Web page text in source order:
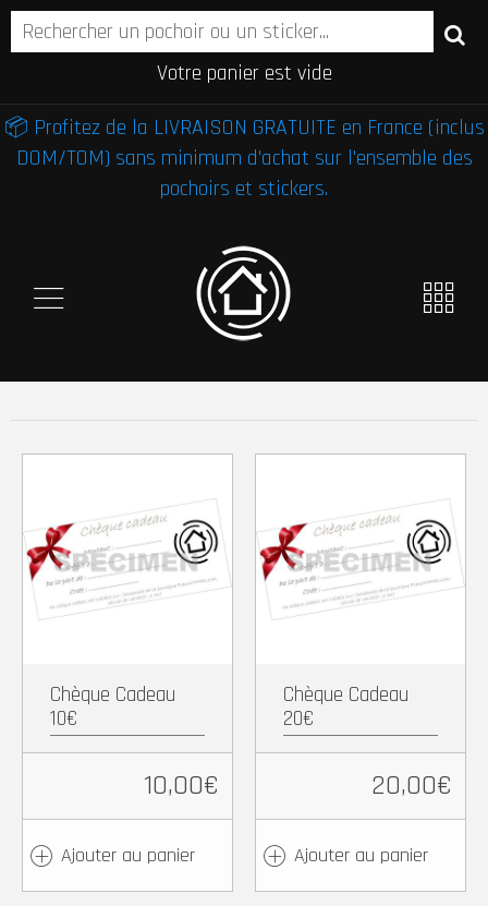
Votre panier est vide
📦 Profitez de la LIVRAISON GRATUITE en France (inclus
DOM/TOM) sans minimum d'achat sur l'ensemble des
pochoirs et stickers.
FacebookPinterest
Copy
Link
Partager
Chèque Cadeau
10€
10,00€
Ajouter au panier
Facebook
Copy
Link
Partager
Chèque Cadeau
20€
20,00€
Ajouter au panier